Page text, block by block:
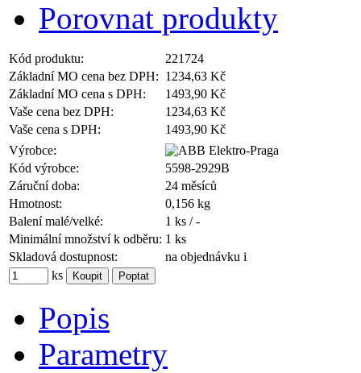
Porovnat produkty
Kód produktu:
221724
Základní MO cena bez DPH: 1234,63 Kč
Základní MO cena s DPH:
1493,90 Kč
Vaše cena bez DPH:
1234,63 Kč
Vaše cena s DPH:
1493,90 Kč
Výrobce:
Kód výrobce:
5598-2929B
Záruční doba:
24 měsíců
Hmotnost:
0,156 kg
Balení malé/velké:
1 ks / -
Minimální množství k odběru: 1 ks
Skladová dostupnost:
na objednávku i
ks
Popis
Parametry